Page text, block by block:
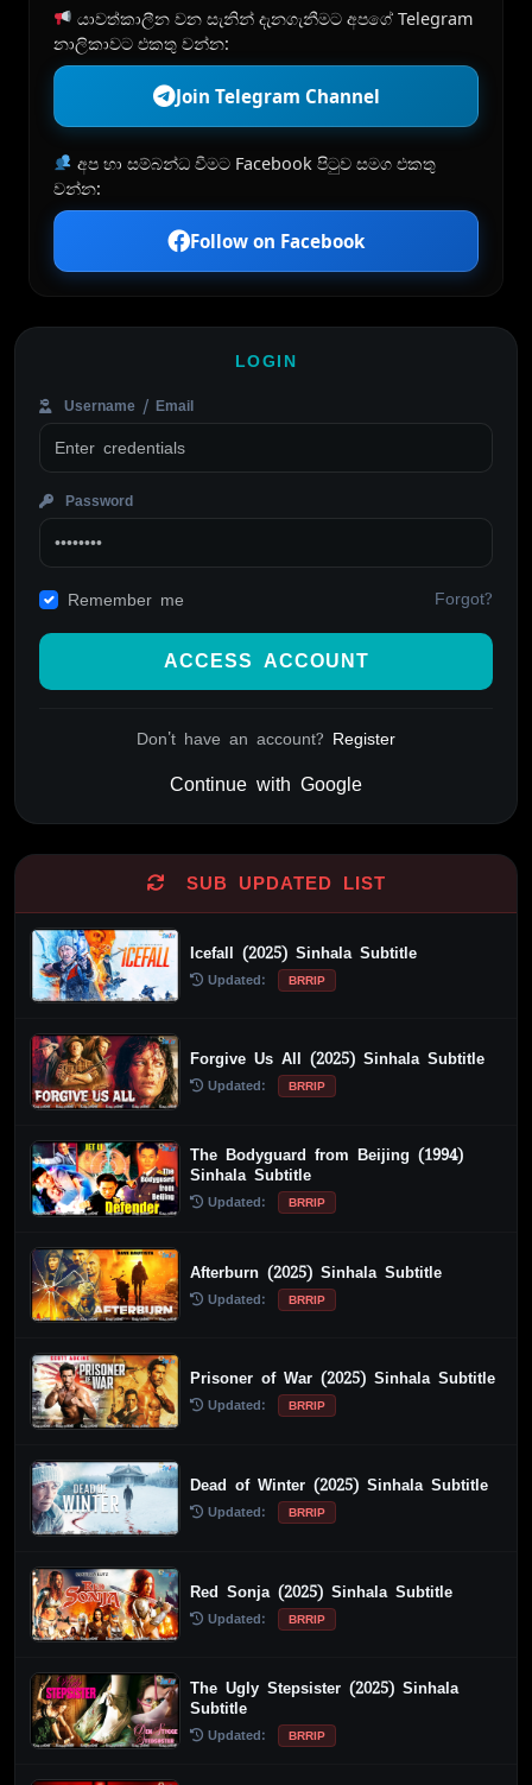
යාවත්කාලීන වන සැනින් දැනගැනීමට අපගේ Telegram
නාලිකාවට එකතු වන්න:
Join Telegram Channel
අප හා සම්බන්ධ වීමට Facebook පිටුව සමග එකතු
වන්න:
Follow on Facebook
LOGIN
Username / Email
Password
Remember me Forgot?
ACCESS ACCOUNT
Don't have an account? Register
Continue with Google
SUB UPDATED LIST
Icefall (2025) Sinhala Subtitle
Updated: BRRIP
Forgive Us All (2025) Sinhala Subtitle
Updated: BRRIP
The Bodyguard from Beijing (1994)
Sinhala Subtitle
Updated: BRRIP
Afterburn (2025) Sinhala Subtitle
Updated: BRRIP
Prisoner of War (2025) Sinhala Subtitle
Updated: BRRIP
Dead of Winter (2025) Sinhala Subtitle
Updated: BRRIP
Red Sonja (2025) Sinhala Subtitle
Updated: BRRIP
The Ugly Stepsister (2025) Sinhala
Subtitle
Updated: BRRIP